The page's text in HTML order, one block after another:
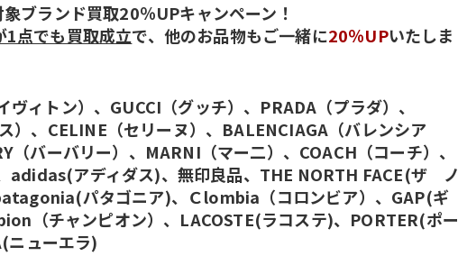
ブランド買取20％UPキャンペーン！
点でも買取成立で、他のお品物もご一緒に20％UPいたしま
ィトン）、GUCCI（グッチ）、PRADA（プラダ）、
）、CELINE（セリーヌ）、BALENCIAGA（バレンシア
（バーバリー）、MARNI（マー二）、COACH（コーチ）、
adidas(アディダス)、無印良品、THE NORTH FACE(ザ　ノ
パタゴニア)、Ｃlombia（コロンビア）、GAP(ギ
（チャンピオン）、LACOSTE(ラコステ)、PORTER(ポー
ニューエラ)